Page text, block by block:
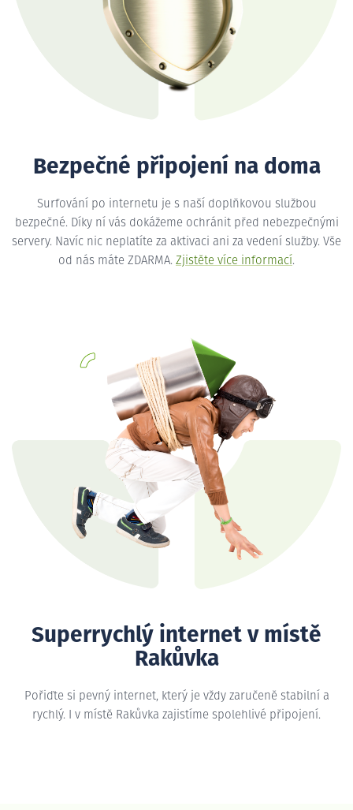
Bezpečné připojení na doma
Surfování po internetu je s naší doplňkovou službou
bezpečné. Díky ní vás dokážeme ochránit před nebezpečnými
servery. Navíc nic neplatíte za aktivaci ani za vedení služby. Vše
od nás máte ZDARMA. Zjistěte více informací.
Superrychlý internet v místě
Rakůvka
Pořiďte si pevný internet, který je vždy zaručeně stabilní a
rychlý. I v místě Rakůvka zajistíme spolehlivé připojení.